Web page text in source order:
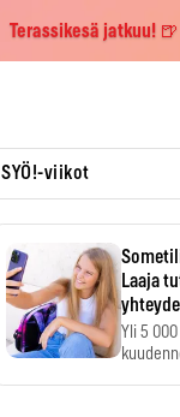
Terassikesä jatkuu!
SYÖ!-viikot
Laaja
Yli 5